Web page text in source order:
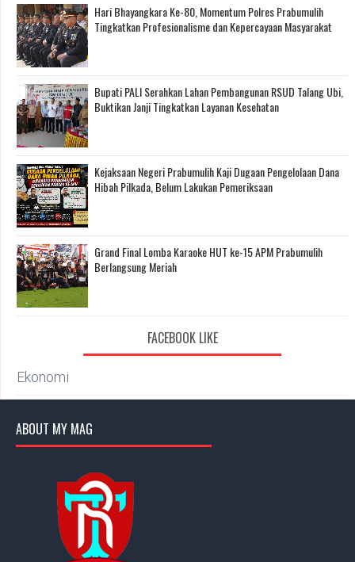
Hari Bhayangkara Ke-80, Momentum Polres Prabumulih
Tingkatkan Profesionalisme dan Kepercayaan Masyarakat
Bupati PALI Serahkan Lahan Pembangunan RSUD Talang Ubi,
Buktikan Janji Tingkatkan Layanan Kesehatan
Kejaksaan Negeri Prabumulih Kaji Dugaan Pengelolaan Dana
Hibah Pilkada, Belum Lakukan Pemeriksaan
Grand Final Lomba Karaoke HUT ke-15 APM Prabumulih
Berlangsung Meriah
FACEBOOK LIKE
Ekonomi
ABOUT MY MAG